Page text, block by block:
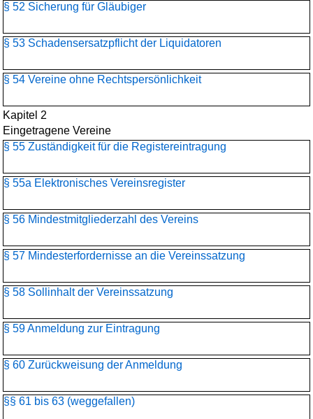
§ 52 Sicherung für Gläubiger
§ 53 Schadensersatzpflicht der Liquidatoren
§ 54 Vereine ohne Rechtspersönlichkeit
Kapitel 2
Eingetragene Vereine
§ 55 Zuständigkeit für die Registereintragung
§ 55a Elektronisches Vereinsregister
§ 56 Mindestmitgliederzahl des Vereins
§ 57 Mindesterfordernisse an die Vereinssatzung
§ 58 Sollinhalt der Vereinssatzung
§ 59 Anmeldung zur Eintragung
§ 60 Zurückweisung der Anmeldung
§§ 61 bis 63 (weggefallen)